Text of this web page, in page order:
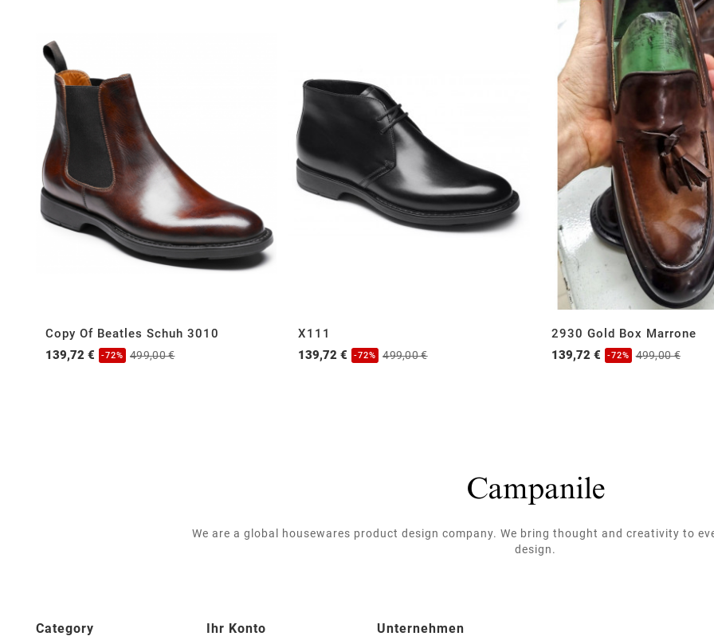
Copy Of Beatles Schuh 3010
139,72 €
-72% 499,00 €
X111
139,72 €
-72% 499,00 €
2930 Gold Box Marrone
139,72 €
-72% 499,00 €
We are a global housewares product design company. We bring thought and creativity to
design.
Category Ihr Konto Unternehmen